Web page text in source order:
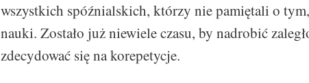
wszystkich spóźnialskich, którzy nie pamiętali o
nauki. Zostało już niewiele czasu, by nadrobić
zdecydować się na korepetycje.